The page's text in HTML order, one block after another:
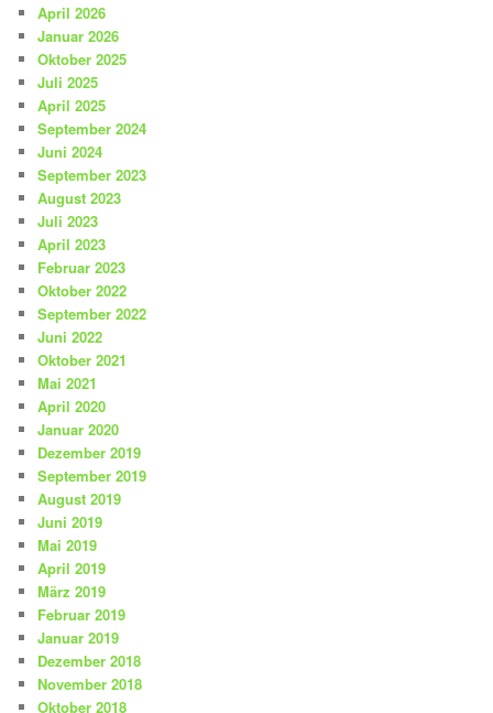
April 2026
Januar 2026
Oktober 2025
Juli 2025
April 2025
September 2024
Juni 2024
September 2023
August 2023
Juli 2023
April 2023
Februar 2023
Oktober 2022
September 2022
Juni 2022
Oktober 2021
Mai 2021
April 2020
Januar 2020
Dezember 2019
September 2019
August 2019
Juni 2019
Mai 2019
April 2019
März 2019
Februar 2019
Januar 2019
Dezember 2018
November 2018
Oktober 2018